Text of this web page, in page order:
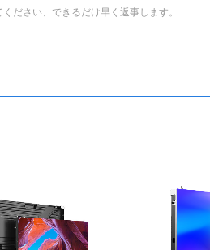
ださい、できるだけ早く返事します。